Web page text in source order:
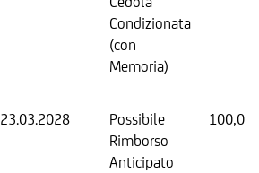
Condizionata
(con
Memoria)
23.03.2028
Possibile
Rimborso
Anticipato
100,00